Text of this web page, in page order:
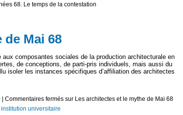
68. Le temps de la contestation
Mai 68
composantes sociales de la production architecturale en
de conceptions, de parti-pris individuels, mais aussi du
isoler les instances spécifiques d’affiliation des architectes
| Commentaires fermés sur Les architectes et le mythe de Mai 68
universitaire